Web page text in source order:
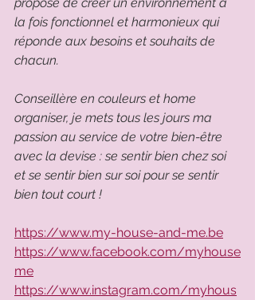
la fois fonctionnel et harmonieux qui
réponde aux besoins et souhaits de
chacun.
Conseillère en couleurs et home
organiser, je mets tous les jours ma
passion au service de votre bien-être
avec la devise : se sentir bien chez soi
et se sentir bien sur soi pour se sentir
bien tout court !
https://www.my-house-and-me.be
https://www.facebook.com/myhouse
me
https://www.instagram.com/myhous